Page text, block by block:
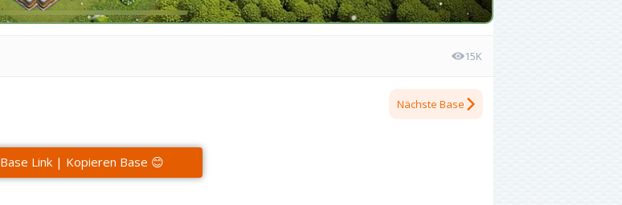
15K
Nächste Base
Base Link | Kopieren Base 😊